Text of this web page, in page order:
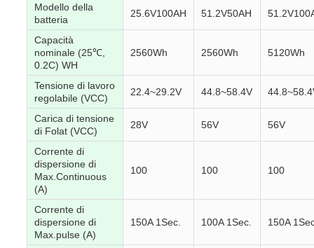
Modello della
batteria
25.6V100AH 51.2V50AH
Capacità
nominale (25℃,
0.2C) WH
2560Wh 2560Wh 5120Wh
Tensione di lavoro
regolabile (VCC)
22.4~29.2V 44.8~58.4V
Carica di tensione
di Folat (VCC)
28V 56V 56V
Corrente di
dispersione di
Max.Continuous
(A)
100 100 100
Corrente di
dispersione di
Max.pulse (A)
150A 1Sec. 100A 1Sec. 150A